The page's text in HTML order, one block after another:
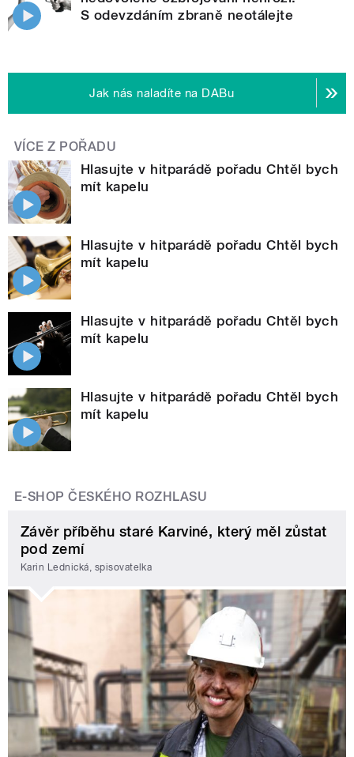
S odevzdáním zbraně neotálejte
Jak nás naladíte na DABu
VÍCE Z POŘADU
Hlasujte v hitparádě pořadu Chtěl bych
mít kapelu
Hlasujte v hitparádě pořadu Chtěl bych
mít kapelu
Hlasujte v hitparádě pořadu Chtěl bych
mít kapelu
Hlasujte v hitparádě pořadu Chtěl bych
mít kapelu
E-SHOP ČESKÉHO ROZHLASU
Závěr příběhu staré Karviné, který měl zůstat
pod zemí
Karin Lednická, spisovatelka